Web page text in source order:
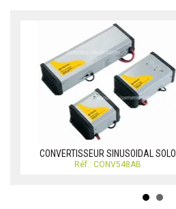
CONVERTISSEUR SINUSOIDAL SOLO
Réf.: CONV548AB